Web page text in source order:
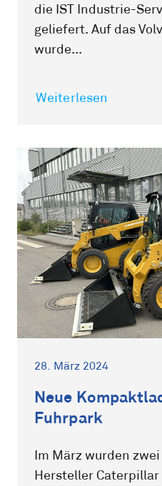
die IST Industrie-
geliefert. Auf das
wurde...
Weiterlesen
28. März 2024
Neue
Fuhrpark
Im März wurden
Hersteller Caterpillar